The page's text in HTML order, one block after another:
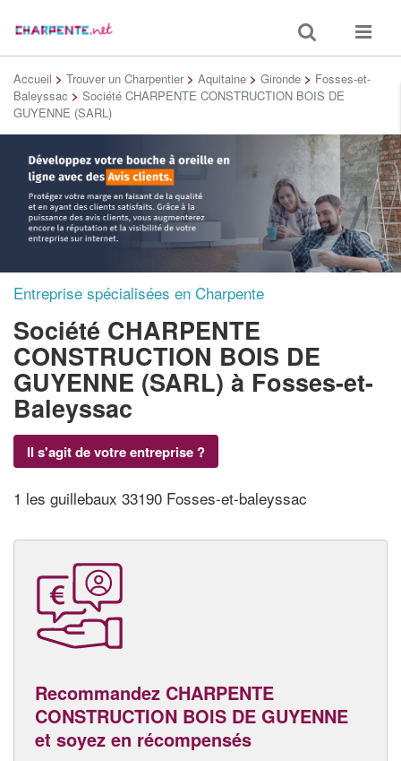
Toggle
search
Toggle
Accueil > Trouver un Charpentier > Aquitaine > Gironde > Fosses-et-
Baleyssac > Société CHARPENTE CONSTRUCTION BOIS DE
GUYENNE (SARL)
Entreprise spécialisées en Charpente
Société CHARPENTE
CONSTRUCTION BOIS DE
GUYENNE (SARL) à Fosses-et-
Baleyssac
Il s'agit de votre entreprise ?
1 les guillebaux 33190 Fosses-et-baleyssac
Recommandez CHARPENTE
CONSTRUCTION BOIS DE GUYENNE
et soyez en récompensés